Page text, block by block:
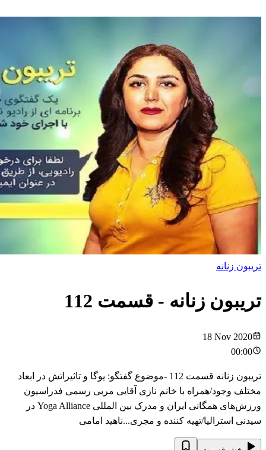
تریبون زنانه
تریبون زنانه - قسمت 112
18 Nov 2020
00:00
تریبون زنانه قسمت 112 -موضوع گفتگو: یوگا و تاثیراتش در ابعاد
مختلف وجود/همراه با خانم نازی آقایی مربی رسمی فدراسیون
ورزش‌های همگانی ایران و مدرک بین المللی Yoga Alliance در
سیدنی استرالیا/تهیه کننده و مجری...ناهید امامی